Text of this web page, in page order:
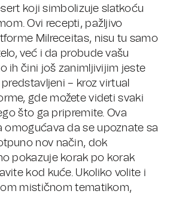
koji simbolizuje slatkoću
Ovi recepti, pažljivo
Milreceitas, nisu tu samo
već i da probude vašu
ih čini još zanimljivijim jeste
– kroz virtual
gde možete videti svaki
što ga pripremite. Ova
omogućava da se upoznate sa
nov način, dok
pokazuje korak po korak
kod kuće. Ukoliko volite i
mističnom tematikom,